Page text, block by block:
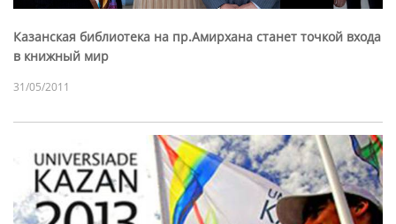
Казанская библиотека на пр.Амирхана станет точкой входа
в книжный мир
31/05/2011